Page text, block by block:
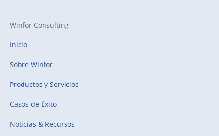
Winfor Consulting
Inicio
Sobre Winfor
Productos y Servicios
Casos de Éxito
Noticias & Recursos